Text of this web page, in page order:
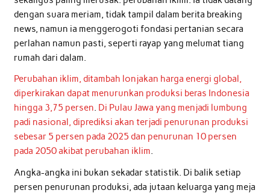
dengan suara meriam, tidak tampil dalam berita breaking
news, namun ia menggerogoti fondasi pertanian secara
perlahan namun pasti, seperti rayap yang melumat tiang
rumah dari dalam.
Perubahan iklim, ditambah lonjakan harga energi global,
diperkirakan dapat menurunkan produksi beras Indonesia
hingga 3,75 persen. Di Pulau Jawa yang menjadi lumbung
padi nasional, diprediksi akan terjadi penurunan produksi
sebesar 5 persen pada 2025 dan penurunan 10 persen
pada 2050 akibat perubahan iklim.
Angka-angka ini bukan sekadar statistik. Di balik setiap
persen penurunan produksi, ada jutaan keluarga yang meja